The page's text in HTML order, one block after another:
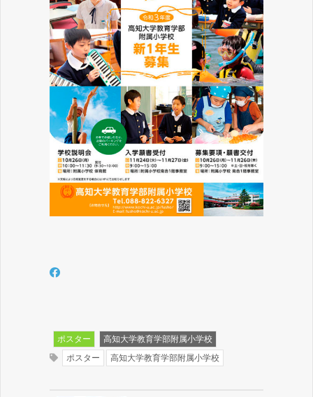
ポスター
高知大学教育学部附属小学校
ポスター
高知大学教育学部附属小学校